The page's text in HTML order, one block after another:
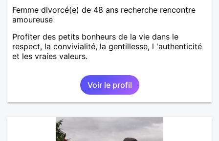
Femme divorcé(e) de 48 ans recherche rencontre
amoureuse
Profiter des petits bonheurs de la vie dans le
respect, la convivialité, la gentillesse, l 'authenticité
et les vraies valeurs.
Voir le profil